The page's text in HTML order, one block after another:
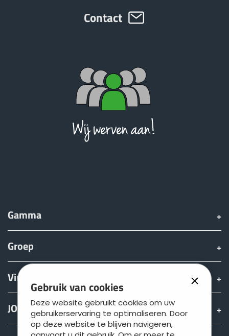
Gebruik van cookies
Deze website gebruikt cookies om uw
gebruikerservaring te optimaliseren. Door
op deze website te blijven navigeren,
Contact
Gamma
Groep
Vinden & Kopen
JOSKIN wereld